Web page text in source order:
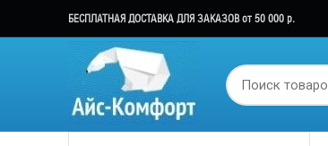
БЕСПЛАТНАЯ ДОСТАВКА ДЛЯ ЗАКАЗОВ от 50 000 р.